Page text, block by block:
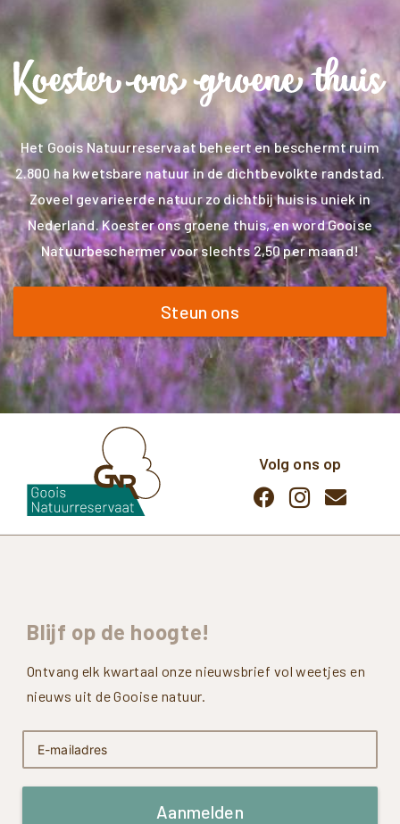
Het Goois Natuurreservaat beheert en beschermt ruim
2.800 ha kwetsbare natuur in de dichtbevolkte randstad.
Zoveel gevarieerde natuur zo dichtbij huis is uniek in
Nederland. Koester ons groene thuis, en word Gooise
Natuurbeschermer voor slechts 2,50 per maand!
Steun ons
Volg ons op
Blijf op de hoogte!
Ontvang elk kwartaal onze nieuwsbrief vol weetjes en
nieuws uit de Gooise natuur.
Aanmelden